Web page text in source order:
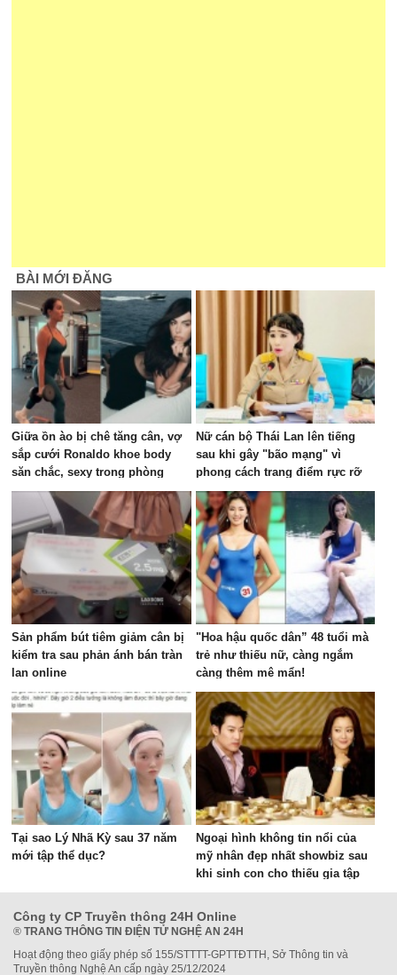
BÀI MỚI ĐĂNG
Giữa ồn ào bị chê tăng cân, vợ
sắp cưới Ronaldo khoe body
săn chắc, sexy trong phòng
gym, visual đủ sức dập tắt mọi
lời chê bai
Nữ cán bộ Thái Lan lên tiếng
sau khi gây "bão mạng" vì
phong cách trang điểm rực rỡ
trong cuộc họp ngân sách
Sản phẩm bút tiêm giảm cân bị
kiểm tra sau phản ánh bán tràn
lan online
"Hoa hậu quốc dân” 48 tuổi mà
trẻ như thiếu nữ, càng ngắm
càng thêm mê mẩn!
Tại sao Lý Nhã Kỳ sau 37 năm
mới tập thể dục?
Ngoại hình không tin nổi của
mỹ nhân đẹp nhất showbiz sau
khi sinh con cho thiếu gia tập
đoàn
Công ty CP Truyền thông 24H Online
® TRANG THÔNG TIN ĐIỆN TỬ NGHỆ AN 24H
Hoạt động theo giấy phép số 155/STTTT-GPTTĐTTH, Sở Thông tin và
Truyền thông Nghệ An cấp ngày 25/12/2024